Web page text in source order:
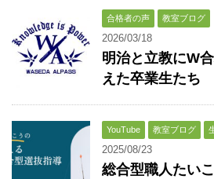
合格者の声 教室ブログ
2026/03/18
明治と立教にW
えた卒業生たち
YouTube 教室ブログ
2025/08/23
総合型職人たい